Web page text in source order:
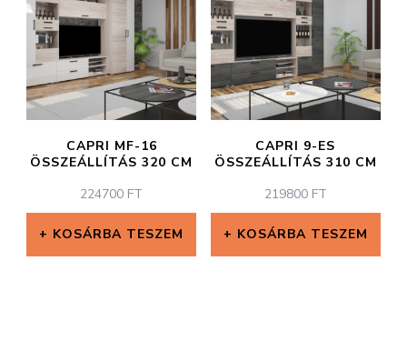
CAPRI MF-16
ÖSSZEÁLLÍTÁS 320 CM
224700 FT
KOSÁRBA TESZEM
CAPRI 9-ES
ÖSSZEÁLLÍTÁS 310 CM
219800 FT
KOSÁRBA TESZEM